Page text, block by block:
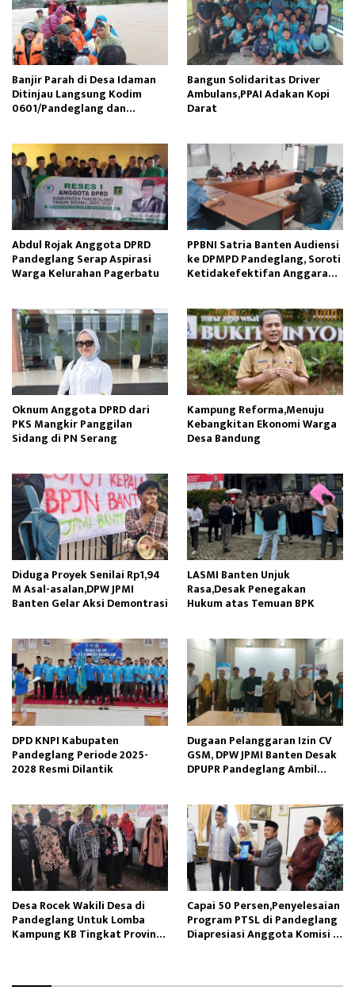
Banjir Parah di Desa Idaman
Ditinjau Langsung Kodim
0601/Pandeglang dan
Bangun Solidaritas Driver
Ambulans,PPAI Adakan Kopi
Darat
Abdul Rojak Anggota DPRD
Pandeglang Serap Aspirasi
Warga Kelurahan Pagerbatu
PPBNI Satria Banten Audiensi
ke DPMPD Pandeglang, Soroti
Ketidakefektifan Anggaran
Oknum Anggota DPRD dari
PKS Mangkir Panggilan
Sidang di PN Serang
Kampung Reforma,Menuju
Kebangkitan Ekonomi Warga
Desa Bandung
Diduga Proyek Senilai Rp1,94
M Asal-asalan,DPW JPMI
Banten Gelar Aksi Demontrasi
LASMI Banten Unjuk
Rasa,Desak Penegakan
Hukum atas Temuan BPK
DPD KNPI Kabupaten
Pandeglang Periode 2025-
2028 Resmi Dilantik
Dugaan Pelanggaran Izin CV
GSM, DPW JPMI Banten Desak
DPUPR Pandeglang Ambil
Desa Rocek Wakili Desa di
Pandeglang Untuk Lomba
Kampung KB Tingkat Provinsi
Capai 50 Persen,Penyelesaian
Program PTSL di Pandeglang
Diapresiasi Anggota Komisi II